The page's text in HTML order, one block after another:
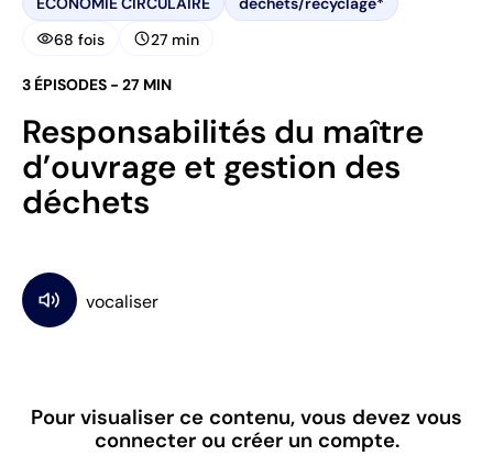
visibility68 fois schedule27 min
3 ÉPISODES - 27 MIN
Responsabilités du maître
d’ouvrage et gestion des
déchets
Pour visualiser ce contenu, vous devez vous
connecter ou créer un compte.